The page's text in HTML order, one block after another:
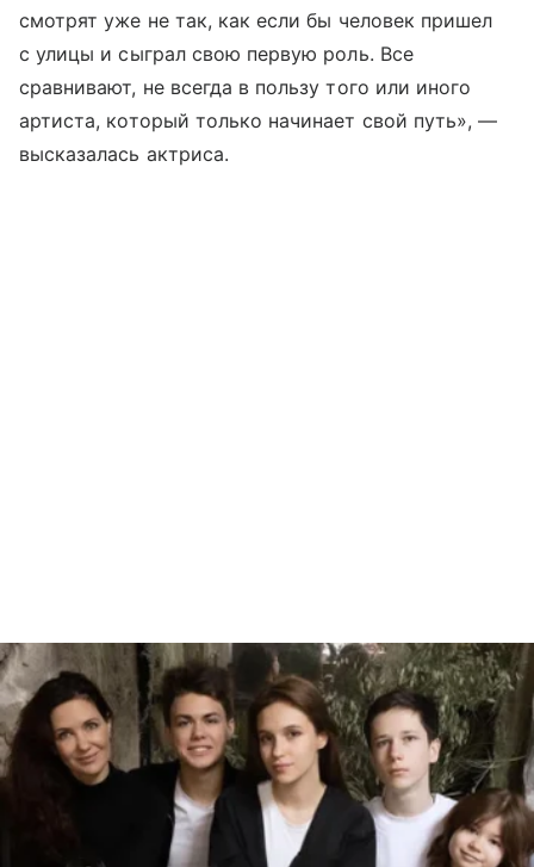
смотрят уже не так, как если бы человек пришел
с улицы и сыграл свою первую роль. Все
сравнивают, не всегда в пользу того или иного
артиста, который только начинает свой путь», —
высказалась актриса.